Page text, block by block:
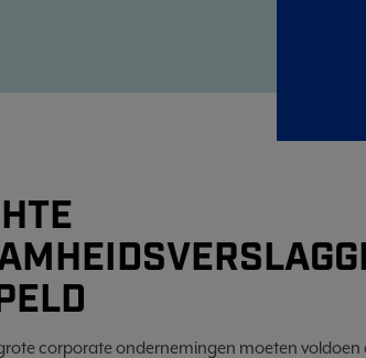
corporate ondernemingen moeten voldoen